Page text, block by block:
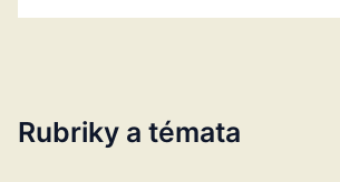
Rubriky a témata